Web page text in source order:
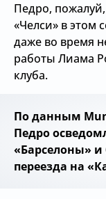
Педро,
«Челси» в этом
даже во время
работы Лиама
клуба.
По данным
Педро
«Барселоны» и
переезда на